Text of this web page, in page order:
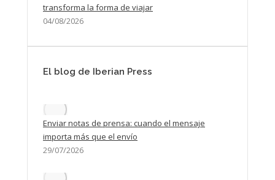
transforma la forma de viajar
04/08/2026
El blog de Iberian Press
Enviar notas de prensa: cuando el mensaje
importa más que el envío
29/07/2026